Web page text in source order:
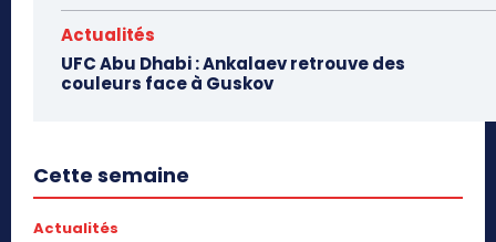
Actualités
UFC Abu Dhabi : Ankalaev retrouve des
couleurs face à Guskov
Cette semaine
Actualités